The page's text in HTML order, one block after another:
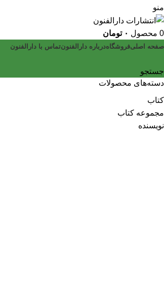
منو
0 محصول ۰ تومان
صفحه اصلیفروشگاهدرباره دارالفنونتماس با دارالفنون
جستجو
دسته‌های محصولات
کتاب
مجموعه کتاب
نویسنده